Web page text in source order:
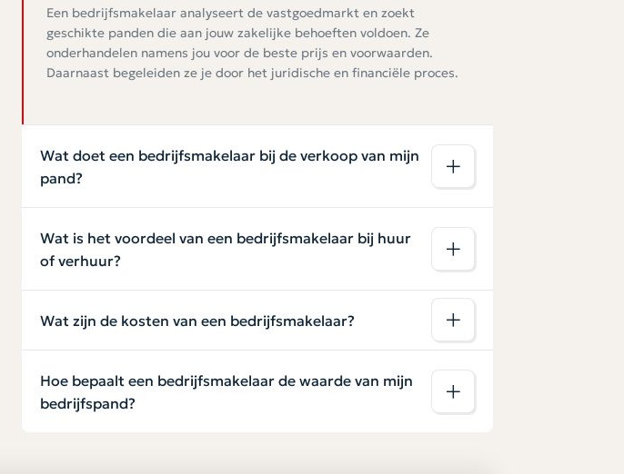
Een bedrijfsmakelaar analyseert de vastgoedmarkt en zoekt
geschikte panden die aan jouw zakelijke behoeften voldoen. Ze
onderhandelen namens jou voor de beste prijs en voorwaarden.
Daarnaast begeleiden ze je door het juridische en financiële proces.
Wat doet een bedrijfsmakelaar bij de verkoop van mijn
pand?
Wat is het voordeel van een bedrijfsmakelaar bij huur
of verhuur?
Wat zijn de kosten van een bedrijfsmakelaar?
Hoe bepaalt een bedrijfsmakelaar de waarde van mijn
bedrijfspand?